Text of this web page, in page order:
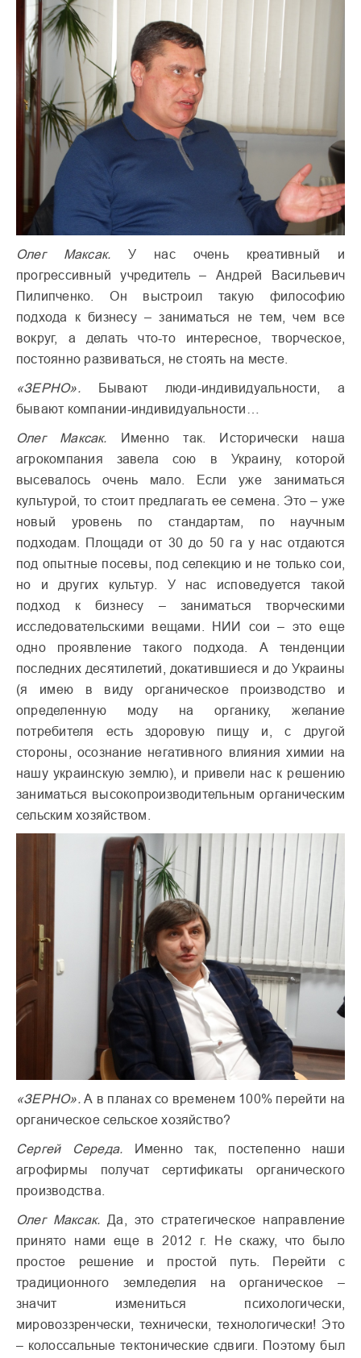
Олег Максак. У нас очень креативный и
прогрессивный учредитель – Андрей Васильевич
Пилипченко. Он выстроил такую философию
подхода к бизнесу – заниматься не тем, чем все
вокруг, а делать что-то интересное, творческое,
постоянно развиваться, не стоять на месте.
«ЗЕРНО».Бывают люди-индивидуальности, а
бывают компании-индивидуальности…
Олег Максак. Именно так. Исторически наша
агрокомпания завела сою в Украину, которой
высевалось очень мало. Если уже заниматься
культурой, то стоит предлагать ее семена. Это – уже
новый уровень по стандартам, по научным
подходам. Площади от 30 до 50 га у нас отдаются
под опытные посевы, под селекцию и не только сои,
но и других культур. У нас исповедуется такой
подход к бизнесу – заниматься творческими
исследовательскими вещами. НИИ сои – это еще
одно проявление такого подхода. А тенденции
последних десятилетий, докатившиеся и до Украины
(я имею в виду органическое производство и
определенную моду на органику, желание
потребителя есть здоровую пищу и, с другой
стороны, осознание негативного влияния химии на
нашу украинскую землю), и привели нас к решению
заниматься высокопроизводительным органическим
сельским хозяйством.
«ЗЕРНО».А в планах со временем 100% перейти на
органическое сельское хозяйство?
Сергей Середа. Именно так, постепенно наши
агрофирмы получат сертификаты органического
производства.
Олег Максак. Да, это стратегическое направление
принято нами еще в 2012 г. Не скажу, что было
простое решение и простой путь. Перейти с
традиционного земледелия на органическое –
значит измениться психологически,
мировоззренчески, технически, технологически! Это
– колоссальные тектонические сдвиги. Поэтому был